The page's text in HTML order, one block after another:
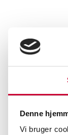
Denne
Vi bruger